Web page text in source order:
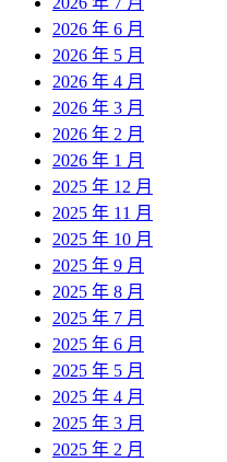
2026 年 6 月
2026 年 5 月
2026 年 4 月
2026 年 3 月
2026 年 2 月
2026 年 1 月
2025 年 12 月
2025 年 11 月
2025 年 10 月
2025 年 9 月
2025 年 8 月
2025 年 7 月
2025 年 6 月
2025 年 5 月
2025 年 4 月
2025 年 3 月
2025 年 2 月